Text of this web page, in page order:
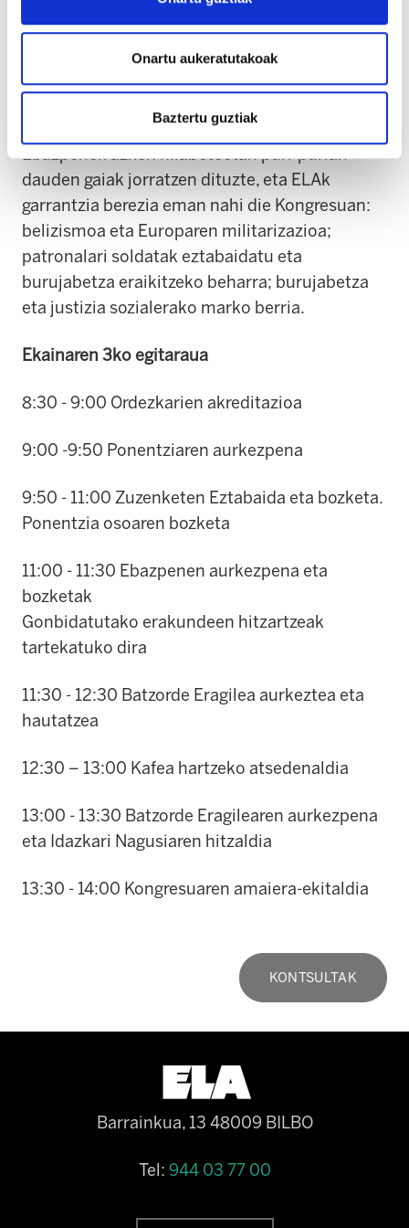
Onartu aukeratutakoak
Baztertu guztiak
Ebazpenen eztabaida
eztabaidatu eta bozkatuko diren ebazpenak.
Ebazpenek azken hilabeteetan puri-purian
dauden gaiak jorratzen dituzte, eta ELAk
garrantzia berezia eman nahi die Kongresuan:
belizismoa eta Europaren militarizazioa;
patronalari soldatak eztabaidatu eta
burujabetza eraikitzeko beharra; burujabetza
eta justizia sozialerako marko berria.
Ekainaren 3ko egitaraua
8:30 - 9:00 Ordezkarien akreditazioa
9:00 -9:50 Ponentziaren aurkezpena
9:50 - 11:00 Zuzenketen Eztabaida eta bozketa.
Ponentzia osoaren bozketa
11:00 - 11:30 Ebazpenen aurkezpena eta
bozketak
Gonbidatutako erakundeen hitzartzeak
tartekatuko dira
11:30 - 12:30 Batzorde Eragilea aurkeztea eta
hautatzea
12:30 – 13:00 Kafea hartzeko atsedenaldia
13:00 - 13:30 Batzorde Eragilearen aurkezpena
eta Idazkari Nagusiaren hitzaldia
13:30 - 14:00 Kongresuaren amaiera-ekitaldia
KONTSULTAK
Barrainkua, 13 48009 BILBO
Tel: 944 03 77 00